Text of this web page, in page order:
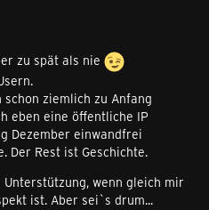
zu spät als nie
ziemlich zu Anfang
eben eine öffentliche IP
Dezember einwandfrei
Der Rest ist Geschichte.
wenn gleich mir
ist. Aber sei`s drum...